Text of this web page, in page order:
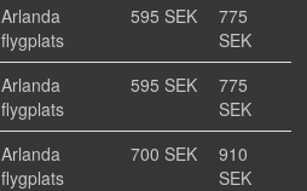
Arlanda
flygplats
595 SEK
775
SEK
Arlanda
flygplats
595 SEK
775
SEK
Arlanda
flygplats
700 SEK
910
SEK